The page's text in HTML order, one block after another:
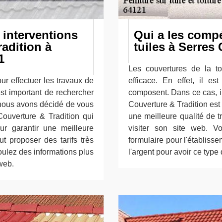
interventions
à
effectuer les travaux de
important de rechercher
avons décidé de vous
& Tradition qui
garantir une meilleure
proposer des tarifs très
des informations plus
Qui a les
tuiles à Serres
Les couvertures de la
efficace. En effet, il
composent. Dans ce cas,
Couverture & Tradition
une meilleure qualité de
visiter son site web.
formulaire pour
l'argent pour avoir ce type